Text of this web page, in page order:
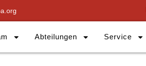
Abteilungen Service